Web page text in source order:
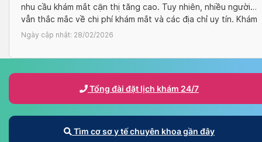
nhu cầu khám mắt cận thị tăng cao. Tuy nhiên, nhiều người
vẫn thắc mắc về chi phí khám mắt và các địa chỉ uy tín. Khám
mắt cận thị hết bao nhiêu tiền? Bảng giá tại các bệnh viện
Ngày cập nhật: 28/02/2026
Tổng đài đặt lịch khám 24/7
Tìm cơ sơ y tế chuyên khoa gần đây